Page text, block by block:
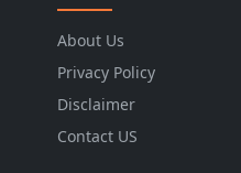
About Us
Privacy Policy
Disclaimer
Contact US